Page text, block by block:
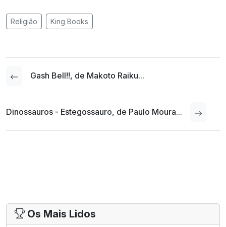
Religião King Books
Gash Bell!!, de Makoto Raiku...
Dinossauros - Estegossauro, de Paulo Moura...
Os Mais Lidos